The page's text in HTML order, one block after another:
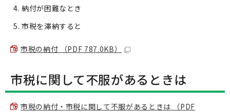
納付が困難なとき
市税を滞納すると
市税の納付 （PDF 787.0KB）
市税に関して不服があるときは
市税の納付・市税に関して不服があるときは （PDF